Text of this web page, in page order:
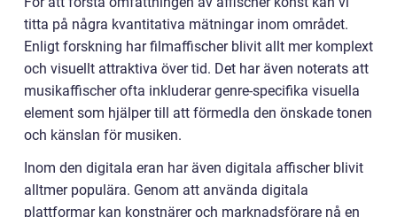
titta på några kvantitativa mätningar inom området.
Enligt forskning har filmaffischer blivit allt mer komplext
och visuellt attraktiva över tid. Det har även noterats att
musikaffischer ofta inkluderar genre-specifika visuella
element som hjälper till att förmedla den önskade tonen
och känslan för musiken.
Inom den digitala eran har även digitala affischer blivit
alltmer populära. Genom att använda digitala
plattformar kan konstnärer och marknadsförare nå en